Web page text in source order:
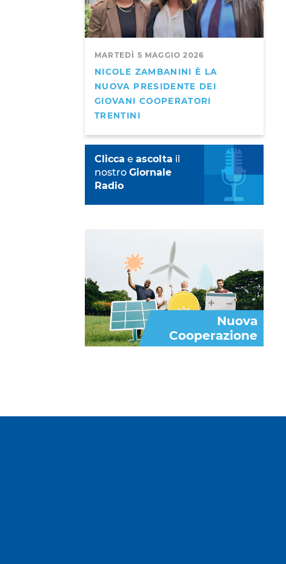
MARTEDÌ 5 MAGGIO 2026
NICOLE ZAMBANINI È LA
NUOVA PRESIDENTE DEI
GIOVANI COOPERATORI
TRENTINI
Clicca e ascolta il
nostro Giornale
Radio
Nuova
Cooperazione